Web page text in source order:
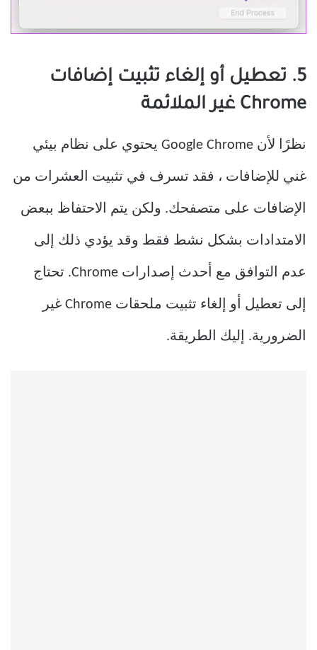
5. تعطيل أو إلغاء تثبيت إضافات
Chrome غير الملائمة
نظرًا لأن Google Chrome يحتوي على نظام بيئي
غني للإضافات ، فقد تسرف في تثبيت العشرات من
الإضافات على متصفحك. ولكن يتم الاحتفاظ ببعض
الامتدادات بشكل نشط فقط وقد يؤدي ذلك إلى
عدم التوافق مع أحدث إصدارات Chrome. تحتاج
إلى تعطيل أو إلغاء تثبيت ملحقات Chrome غير
الضرورية. إليك الطريقة.